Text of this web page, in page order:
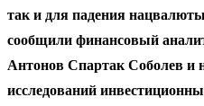
так и для падения
сообщили финансовый
Антонов Спартак Соболев и
исследований